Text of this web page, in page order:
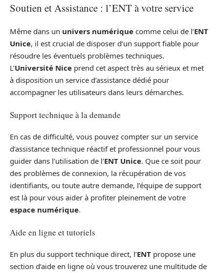
Soutien et Assistance : l’ENT à votre service
Même dans un univers numérique comme celui de l’ENT
Unice, il est crucial de disposer d’un support fiable pour
résoudre les éventuels problèmes techniques.
L’Université Nice prend cet aspect très au sérieux et met
à disposition un service d’assistance dédié pour
accompagner les utilisateurs dans leurs démarches.
Support technique à la demande
En cas de difficulté, vous pouvez compter sur un service
d’assistance technique réactif et professionnel pour vous
guider dans l’utilisation de l’ENT Unice. Que ce soit pour
des problèmes de connexion, la récupération de vos
identifiants, ou toute autre demande, l’équipe de support
est là pour vous aider à profiter pleinement de votre
espace numérique.
Aide en ligne et tutoriels
En plus du support technique direct, l’ENT propose une
section d’aide en ligne où vous trouverez une multitude de